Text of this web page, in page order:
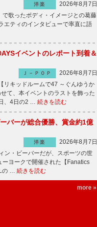
洋楽
2026年8月7日
歌ったボディ・イメージとの葛藤
エティのインタビューで率直に語
イベントのレポート到着＆
Ｊ－ＰＯＰ
2026年8月7日
キッドルームで47 ～ぐんゆうか
て、本イベントのラストを飾った
、4日の2 … 続きを読む
バーが総合優勝、賞金約1億
洋楽
2026年8月7日
ン・ビーバーだが、スポーツの世
ヨークで開催された【Fanatics
の … 続きを読む
more »